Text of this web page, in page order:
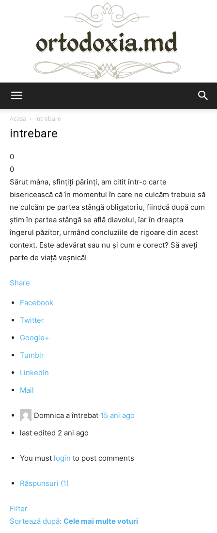
Acasă
intrebare
intrebare
0
0
Sărut mâna, sfințiți părinţi, am citit într-o carte
bisericească că în momentul în care ne culcăm trebuie să
ne culcăm pe partea stângă obligatoriu, fiindcă după cum
ştim în partea stângă se află diavolul, îar în dreapta
îngerul păzitor, urmând concluziile de rigoare din acest
context. Este adevărat sau nu şi cum e corect? Să aveţi
parte de viaţă veşnică!
Share
Facebook
Twitter
Google+
Tumblr
LinkedIn
Mail
Domnica a întrebat 15 ani ago
last edited 2 ani ago
You must login to post comments
Răspunsuri (1)
Filter
Sortează după: Cele mai multe voturi